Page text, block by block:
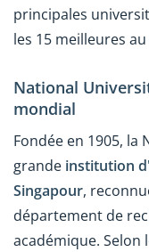
principales
les 15 meilleures
National
mondial
Fondée en 1905, la
grande institution
Singapour,
département de
académique. Selon